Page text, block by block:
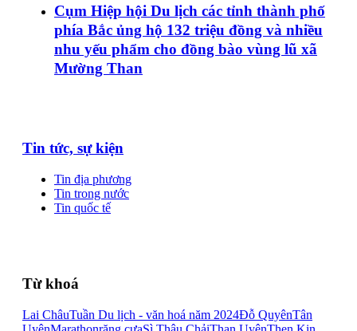
Cụm Hiệp hội Du lịch các tỉnh thành phố
phía Bắc ủng hộ 132 triệu đồng và nhiều
nhu yếu phẩm cho đồng bào vùng lũ xã
Mường Than
Tin tức, sự kiện
Tin địa phương
Tin trong nước
Tin quốc tế
Từ khoá
Lai ChâuTuần Du lịch - văn hoá năm 2024Đỗ QuyênTân